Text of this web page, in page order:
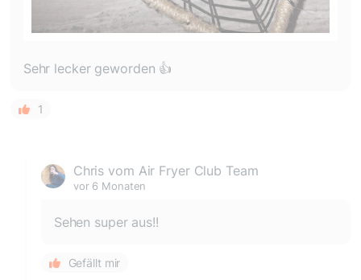
Sehr lecker geworden 👍
1
Chris vom Air Fryer Club Team
vor 6 Monaten
Sehen super aus!!
Gefällt mir